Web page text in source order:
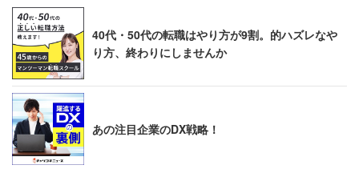
40代・50代の転職はやり方が9割。的ハズレなや
り方、終わりにしませんか
あの注目企業のDX戦略！